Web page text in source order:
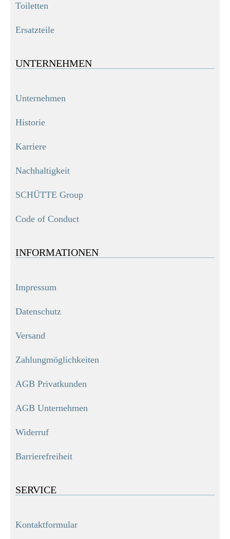
Toiletten
Ersatzteile
UNTERNEHMEN
Unternehmen
Historie
Karriere
Nachhaltigkeit
SCHÜTTE Group
Code of Conduct
INFORMATIONEN
Impressum
Datenschutz
Versand
Zahlungmöglichkeiten
AGB Privatkunden
AGB Unternehmen
Widerruf
Barrierefreiheit
SERVICE
Kontaktformular